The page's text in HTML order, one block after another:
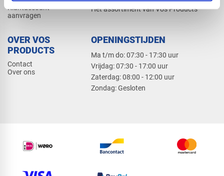
Klantaccount
aanvragen
Het assortiment van Vos Products
OVER VOS
PRODUCTS
Contact
Over ons
OPENINGSTIJDEN
Ma t/m do: 07:30 - 17:30 uur
​Vrijdag: 07:30 - 17:00 uur
​Zaterdag: 08:00 - 12:00 uur
​Zondag: Gesloten